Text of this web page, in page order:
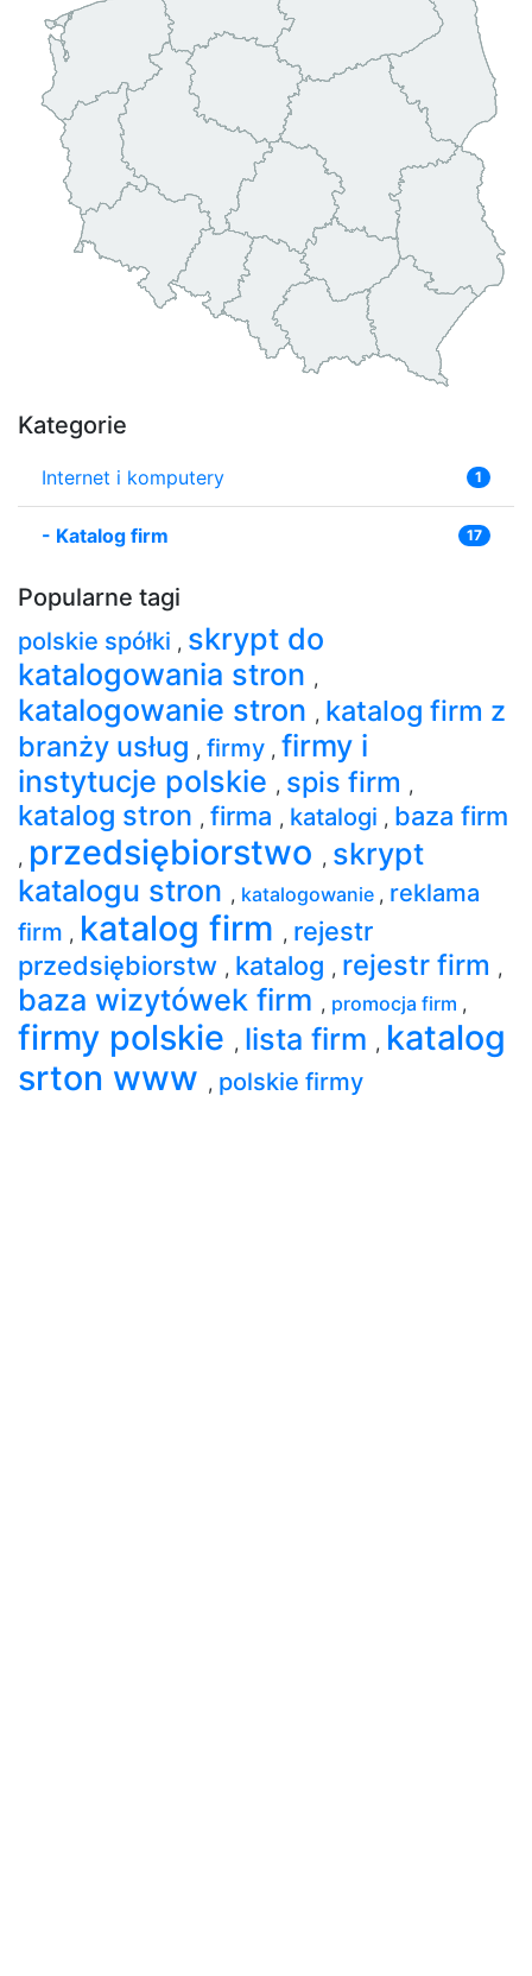
Kategorie
Internet i komputery 1
- Katalog firm 17
Popularne tagi
polskie spółki , skrypt do
katalogowania stron ,
katalogowanie stron , katalog firm z
branży usług , firmy , firmy i
instytucje polskie , spis firm ,
katalog stron , firma , katalogi , baza firm
, przedsiębiorstwo , skrypt
katalogu stron , katalogowanie , reklama
firm , katalog firm , rejestr
przedsiębiorstw , katalog , rejestr firm ,
baza wizytówek firm , promocja firm ,
firmy polskie , lista firm , katalog
srton www , polskie firmy